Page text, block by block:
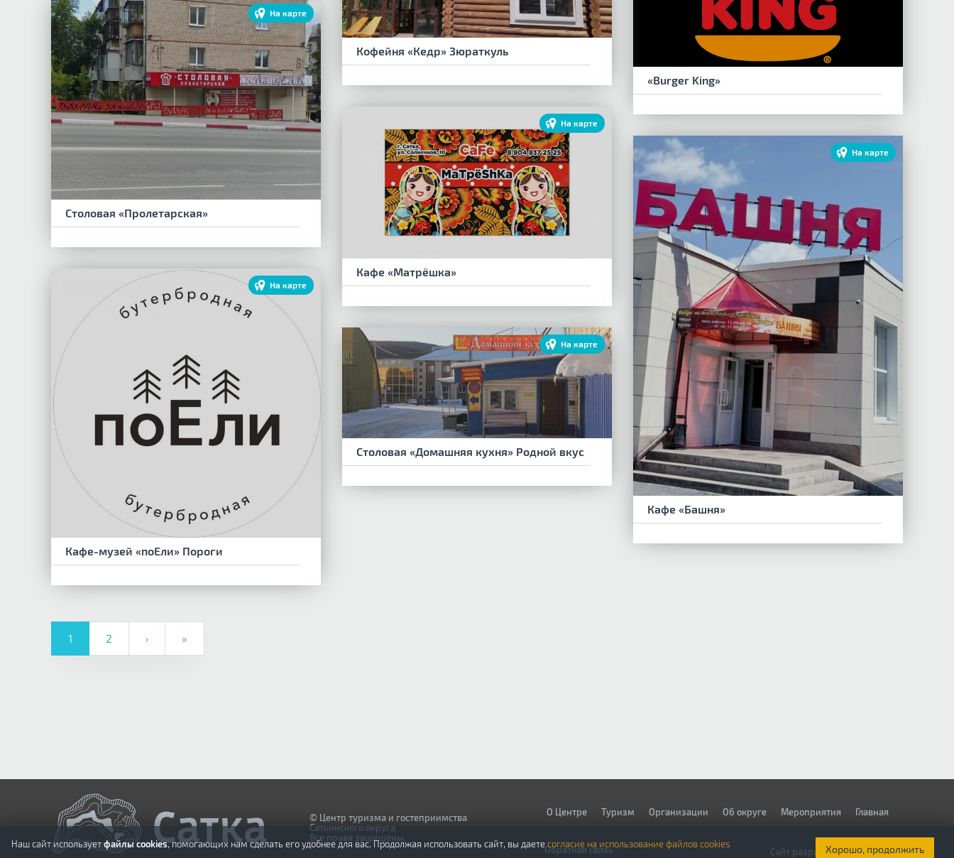
Кофейня «Кедр» Зюраткуль
На карте
Столовая «Пролетарская»
На карте
Кафе «Матрёшка»
«Burger King»
На карте
Кафе-музей «поЕли» Пороги
На карте
Столовая «Домашняя кухня» Родной вкус
На карте
Кафе «Башня»
1 2 › »
© Центр туризма и гостеприимства
Саткинского округа
Все права защищены.
Главная
Мероприятия
Об округе
Организации
Туризм
О Центре
Обратная связь Сайт разработан
Наш сайт используетфайлы cookies, помогающих нам сделать его удобнее для вас. Продолжая использовать сайт, вы даетесогласие на использование файлов cookies Хорошо, продолжить